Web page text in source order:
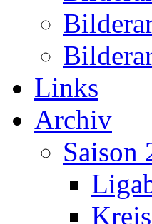
Links
Archiv
Saison